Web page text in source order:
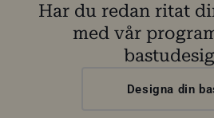
Har du redan ritat
med vår
Designa din